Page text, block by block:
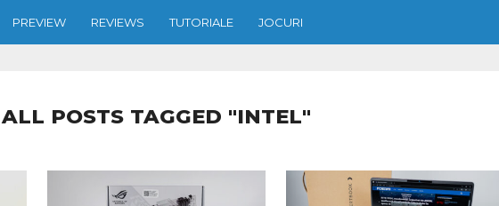
PREVIEW REVIEWS TUTORIALE JOCURI
ALL POSTS TAGGED "INTEL"